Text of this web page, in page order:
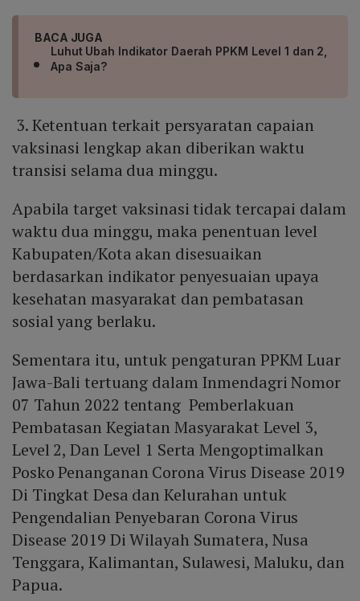
BACA JUGA
Luhut Ubah Indikator Daerah PPKM Level 1 dan 2,
Apa Saja?
3. Ketentuan terkait persyaratan capaian
vaksinasi lengkap akan diberikan waktu
transisi selama dua minggu.
Apabila target vaksinasi tidak tercapai dalam
waktu dua minggu, maka penentuan level
Kabupaten/Kota akan disesuaikan
berdasarkan indikator penyesuaian upaya
kesehatan masyarakat dan pembatasan
sosial yang berlaku.
Sementara itu, untuk pengaturan PPKM Luar
Jawa-Bali tertuang dalam Inmendagri Nomor
07 Tahun 2022 tentang Pemberlakuan
Pembatasan Kegiatan Masyarakat Level 3,
Level 2, Dan Level 1 Serta Mengoptimalkan
Posko Penanganan Corona Virus Disease 2019
Di Tingkat Desa dan Kelurahan untuk
Pengendalian Penyebaran Corona Virus
Disease 2019 Di Wilayah Sumatera, Nusa
Tenggara, Kalimantan, Sulawesi, Maluku, dan
Papua.